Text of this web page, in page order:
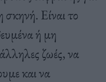
σκηνή. Είναι το
ή μη
ζωές, να
και να